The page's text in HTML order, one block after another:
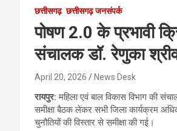
छत्तीसगढ़ छत्तीसगढ़ जनसंपर्क
पोषण 2.0 के प्रभावी
संचालक डॉ. रेणुका
April 20, 2026 News Desk
रायपुर:महिला एवं बाल विकास विभाग की
समीक्षा बैठक लेकर सभी जिला कार्यक्रम
चुनौतियों की विस्तार से समीक्षा की गई।